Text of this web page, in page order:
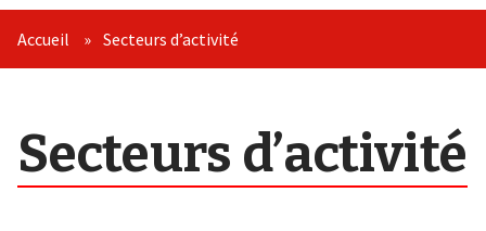
Accueil » Secteurs d’activité
Secteurs d’activité